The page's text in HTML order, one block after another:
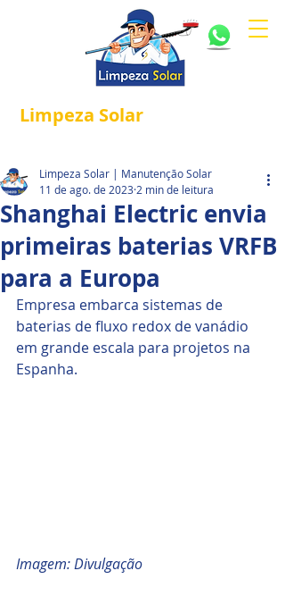
Limpeza Solar®
Shanghai Electric envia
primeiras baterias VRFB
para a Europa
Limpeza Solar | Manutenção Solar
11 de ago. de 2023 2 min de leitura
Empresa embarca sistemas de
baterias de fluxo redox de vanádio
em grande escala para projetos na
Espanha.
Imagem: Divulgação